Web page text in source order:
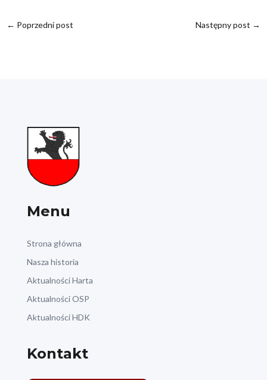
← Poprzedni post Następny post →
Menu
Strona główna
Nasza historia
Aktualności Harta
Aktualności OSP
Aktualności HDK
Kontakt